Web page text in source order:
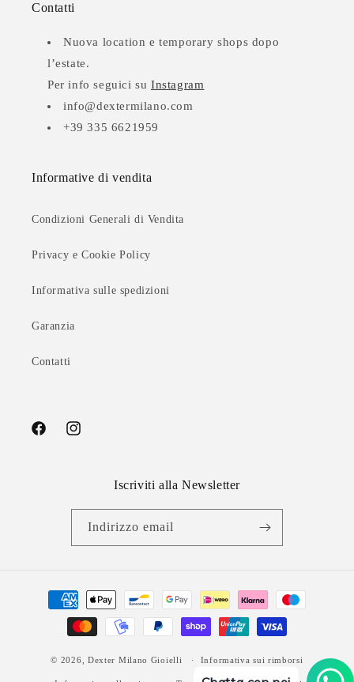
Contatti
Nuova location e temporary shops dopo
l’estate.
Per info seguici su Instagram
info@dextermilano.com
+39 335 6621959
Informative di vendita
Condizioni Generali di Vendita
Privacy e Cookie Policy
Informativa sulle spedizioni
Garanzia
Contatti
FacebookInstagram
Iscriviti alla Newsletter
Indirizzo email
Metodi
pagamento
© 2026, Dexter Milano Gioielli Informativa sui rimborsi